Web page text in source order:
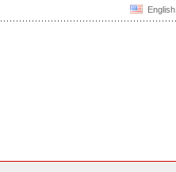
English